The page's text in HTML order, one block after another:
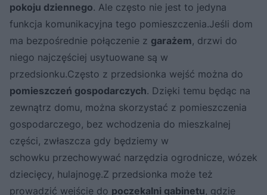
pokoju dziennego. Ale często nie jest to jedyna
funkcja komunikacyjna tego pomieszczenia.Jeśli dom
ma bezpośrednie połączenie z garażem, drzwi do
niego najczęściej usytuowane są w
przedsionku.Często z przedsionka wejść można do
pomieszczeń gospodarczych. Dzięki temu będąc na
zewnątrz domu, można skorzystać z pomieszczenia
gospodarczego, bez wchodzenia do mieszkalnej
części, zwłaszcza gdy będziemy w
schowku przechowywać narzędzia ogrodnicze, wózek
dziecięcy, hulajnogę.Z przedsionka może też
prowadzić wejście do poczekalni gabinetu, gdzie